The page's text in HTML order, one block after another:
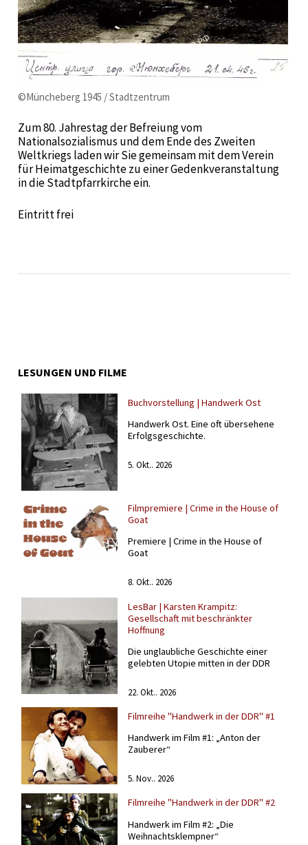
©Müncheberg 1945 / Stadtzentrum
Zum 80. Jahrestag der Befreiung vom
Nationalsozialismus und dem Ende des Zweiten
Weltkriegs laden wir Sie gemeinsam mit dem Verein
für Heimatgeschichte zu einer Gedenkveranstaltung
in die Stadtpfarrkirche ein.
Eintritt frei
LESUNGEN UND FILME
Buchvorstellung | Handwerk Ost
Handwerk Ost. Eine oft übersehene
Erfolgsgeschichte.
5. Okt.. 2026
Filmpremiere | Crime in the House of
Goat
Premiere | Crime in the House of
Goat
8. Okt.. 2026
LesBar | Karsten Krampitz:
Gesellschaft mit beschränkter
Hoffnung
Die unglaubliche Geschichte einer
gelebten Utopie mitten in der DDR
22. Okt.. 2026
Filmreihe "Handwerk in der DDR" #1
Handwerk im Film #1: „Anton der
Zauberer“
5. Nov.. 2026
Filmreihe "Handwerk in der DDR" #2
Handwerk im Film #2: „Die
Weihnachtsklempner“